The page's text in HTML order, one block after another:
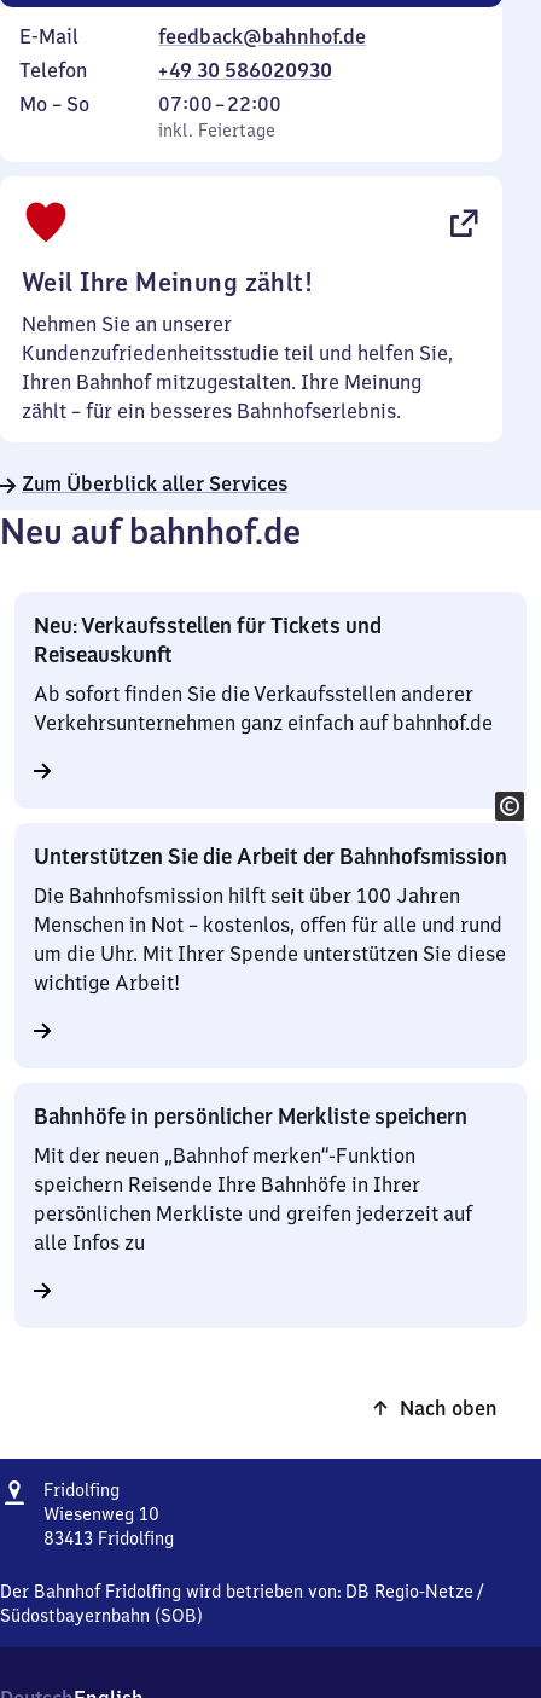
E-Mail
feedback@bahnhof.de
Telefon
+49 30 586020930
Montag
Mo – So,
inkl. Feiertage
07:00–22:00
Von
7
inkl. Feiertage
Weil Ihre Meinung zählt!
Nehmen Sie an unserer
Kundenzufriedenheitsstudie teil und helfen Sie,
Ihren Bahnhof mitzugestalten. Ihre Meinung
zählt – für ein besseres Bahnhofserlebnis.
Zum Überblick aller Services
Neu auf bahnhof.de
Neu: Verkaufsstellen für Tickets und
Reiseauskunft
Ab sofort finden Sie die Verkaufsstellen anderer
Verkehrsunternehmen ganz einfach auf bahnhof.de
Unterstützen Sie die Arbeit der Bahnhofsmission
Die Bahnhofsmission hilft seit über 100 Jahren
Menschen in Not – kostenlos, offen für alle und rund
um die Uhr. Mit Ihrer Spende unterstützen Sie diese
wichtige Arbeit!
Bahnhöfe in persönlicher Merkliste speichern
Mit der neuen „Bahnhof merken“-Funktion
speichern Reisende Ihre Bahnhöfe in Ihrer
persönlichen Merkliste und greifen jederzeit auf
alle Infos zu
Nach oben
Adresse
Fridolfing
Wiesenweg 10
83413 Fridolfing
Wiesenweg
10,
Der Bahnhof Fridolfing wird betrieben von: DB Regio-Netze /
Südostbayernbahn (SOB)